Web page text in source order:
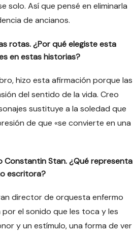
solo. Así que pensé en eliminarla
de ancianos.
rotas. ¿Por qué elegiste esta
en estas historias?
hizo esta afirmación porque las
del sentido de la vida. Creo
sustituye a la soledad que
de que «se convierte en una
Constantin Stan. ¿Qué representa
escritora?
director de orquesta enfermo
por el sonido que les toca y les
y un estímulo, una forma de ver